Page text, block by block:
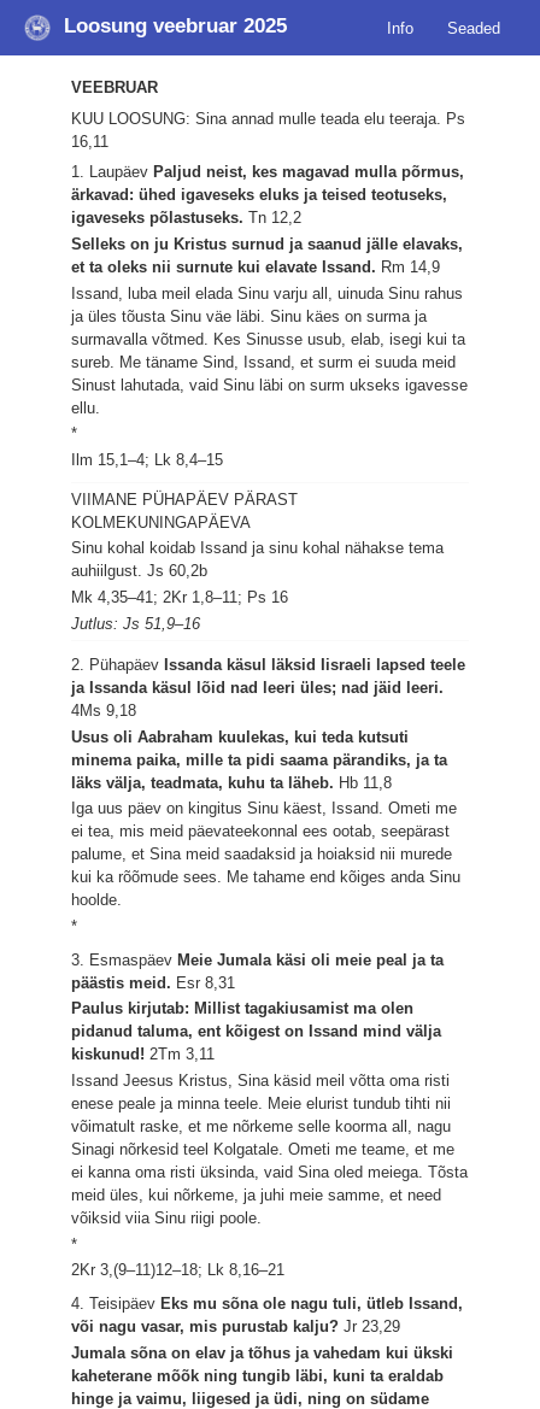
Loosung veebruar 2025 Info Seaded
VEEBRUAR
KUU LOOSUNG: Sina annad mulle teada elu teeraja.
Ps
16,11
1. Laupäev Paljud neist, kes magavad mulla põrmus,
ärkavad: ühed igaveseks eluks ja teised teotuseks,
igaveseks põlastuseks.Tn 12,2
Selleks on ju Kristus surnud ja saanud jälle elavaks,
et ta oleks nii surnute kui elavate Issand. Rm 14,9
Issand, luba meil elada Sinu varju all, uinuda Sinu rahus
ja üles tõusta Sinu väe läbi. Sinu käes on surma ja
surmavalla võtmed. Kes Sinusse usub, elab, isegi kui ta
sureb. Me täname Sind, Issand, et surm ei suuda meid
Sinust lahutada, vaid Sinu läbi on surm ukseks igavesse
ellu.
*
Ilm 15,1–4; Lk 8,4–15
VIIMANE PÜHAPÄEV PÄRAST
KOLMEKUNINGAPÄEVA
Sinu kohal koidab Issand ja sinu kohal nähakse tema
auhiilgust.Js 60,2b
Mk 4,35–41; 2Kr 1,8–11; Ps 16
Jutlus: Js 51,9–16
2. Pühapäev Issanda käsul läksid Iisraeli lapsed teele
ja Issanda käsul lõid nad leeri üles; nad jäid leeri.
4Ms 9,18
Usus oli Aabraham kuulekas, kui teda kutsuti
minema paika, mille ta pidi saama pärandiks, ja ta
läks välja, teadmata, kuhu ta läheb. Hb 11,8
Iga uus päev on kingitus Sinu käest, Issand. Ometi me
ei tea, mis meid päevateekonnal ees ootab, seepärast
palume, et Sina meid saadaksid ja hoiaksid nii murede
kui ka rõõmude sees. Me tahame end kõiges anda Sinu
hoolde.
*
3. Esmaspäev Meie Jumala käsi oli meie peal ja ta
päästis meid. Esr 8,31
Paulus kirjutab: Millist tagakiusamist ma olen
pidanud taluma, ent kõigest on Issand mind välja
kiskunud!2Tm 3,11
Issand Jeesus Kristus, Sina käsid meil võtta oma risti
enese peale ja minna teele. Meie elurist tundub tihti nii
võimatult raske, et me nõrkeme selle koorma all, nagu
Sinagi nõrkesid teel Kolgatale. Ometi me teame, et me
ei kanna oma risti üksinda, vaid Sina oled meiega. Tõsta
meid üles, kui nõrkeme, ja juhi meie samme, et need
võiksid viia Sinu riigi poole.
*
2Kr 3,(9–11)12–18; Lk 8,16–21
4. Teisipäev Eks mu sõna ole nagu tuli, ütleb Issand,
või nagu vasar, mis purustab kalju?Jr 23,29
Jumala sõna on elav ja tõhus ja vahedam kui ükski
kaheterane mõõk ning tungib läbi, kuni ta eraldab
hinge ja vaimu, liigesed ja üdi, ning on südame